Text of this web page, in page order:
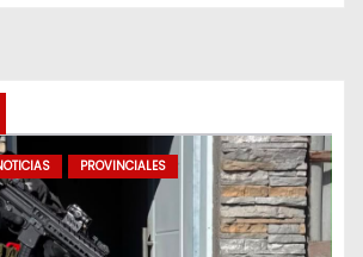
PROVINCIALES